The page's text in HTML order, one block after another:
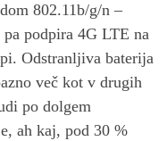
802.11b/g/n –
podpira 4G LTE na
Odstranljiva baterija
več kot v drugih
po dolgem
ah kaj, pod 30 %